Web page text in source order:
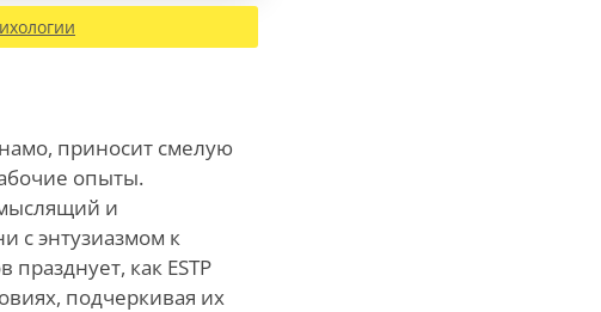
приносит смелую
опыты.
и
с энтузиазмом к
как ESTP
подчеркивая их